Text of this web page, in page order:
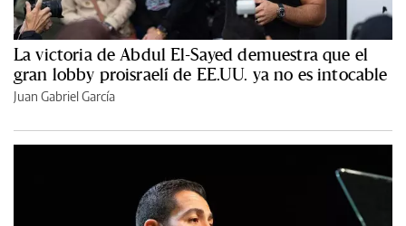
La victoria de Abdul El-Sayed demuestra que el
gran lobby proisraelí de EE.UU. ya no es intocable
Juan Gabriel García